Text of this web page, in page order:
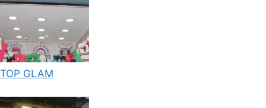
TOP GLAM